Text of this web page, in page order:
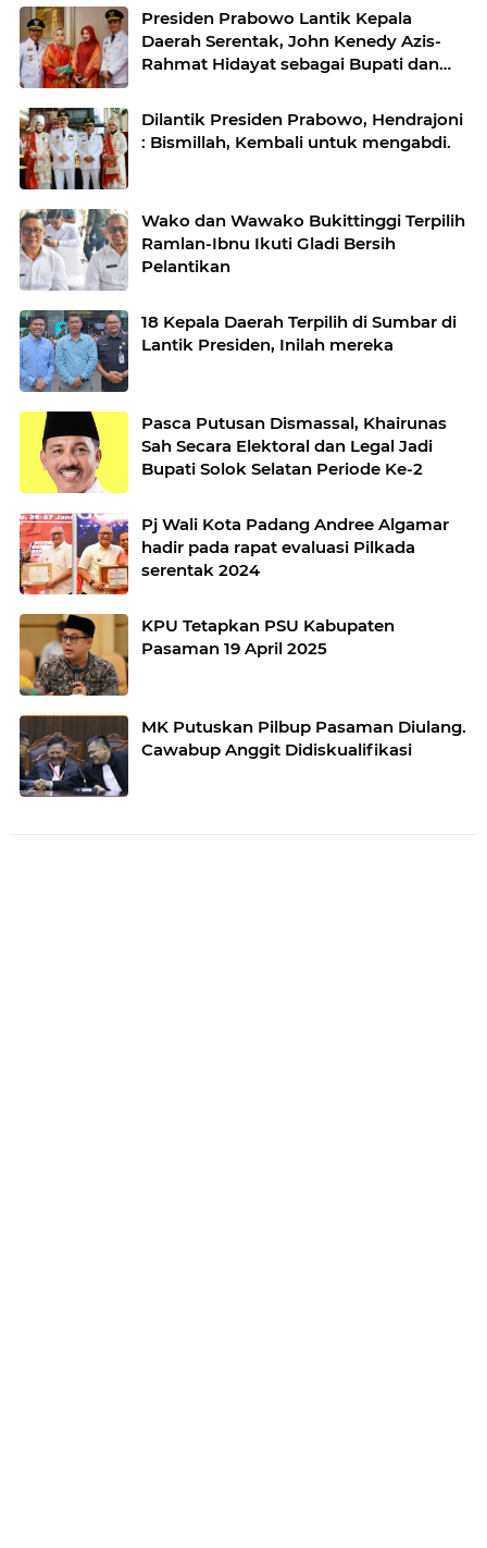
Presiden Prabowo Lantik Kepala
Daerah Serentak, John Kenedy Azis-
Rahmat Hidayat sebagai Bupati dan
2025-2030
Dilantik Presiden Prabowo, Hendrajoni
: Bismillah, Kembali untuk mengabdi.
Wako dan Wawako Bukittinggi Terpilih
Ramlan-Ibnu Ikuti Gladi Bersih
Pelantikan
18 Kepala Daerah Terpilih di Sumbar di
Lantik Presiden, Inilah mereka
Pasca Putusan Dismassal, Khairunas
Sah Secara Elektoral dan Legal Jadi
Bupati Solok Selatan Periode Ke-2
Pj Wali Kota Padang Andree Algamar
hadir pada rapat evaluasi Pilkada
serentak 2024
KPU Tetapkan PSU Kabupaten
Pasaman 19 April 2025
MK Putuskan Pilbup Pasaman Diulang.
Cawabup Anggit Didiskualifikasi